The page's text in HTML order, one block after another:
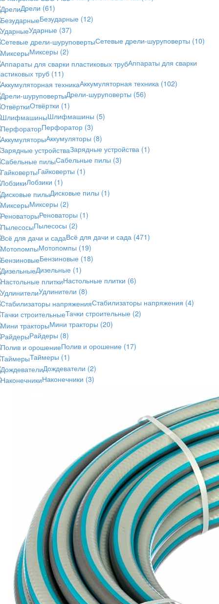
Дрели (61)
Безударные (12)
Ударные (37)
Сетевые дрели-шуруповерты (10)
Миксеры (2)
Аппараты для сварки
труб (11)
Аккумуляторная техника (102)
Дрели-шуруповерты (56)
Отвёртки (1)
Шлифмашины (5)
Перфоратор (3)
Аккумуляторы (8)
Зарядные устройства (1)
Сабельные пилы (3)
Гайковерты (1)
Лобзики (1)
Дисковые пилы (1)
Миксеры (2)
Реноваторы (1)
Пылесосы (2)
Всё для дачи и сада (471)
Мотопомпы (19)
Бензиновые (18)
Дизельные (1)
Настольные плитки (6)
Удлинители (8)
Стабилизаторы напряжения (4)
Тачки строительные (2)
Мини тракторы (20)
Райдеры (8)
Полив и орошение (17)
Таймеры (1)
Дождеватели (2)
Наконечники (3)